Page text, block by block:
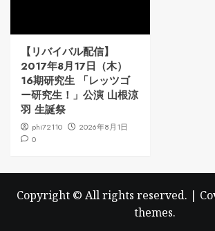
【リバイバル配信】
2017年8月17日（木）
16期研究生 「レッツゴ
ー研究生！」公演 山根涼
羽 生誕祭
phi72110
2026年8月1日
0
Copyright © All rights reserved. |
themes.